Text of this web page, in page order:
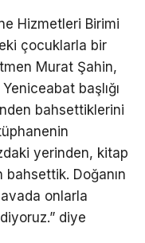
Hizmetleri Birimi
çocuklarla bir
Murat Şahin,
başlığı
bahsettiklerini
yerinden, kitap
bahsettik. Doğanın
onlarla
diye